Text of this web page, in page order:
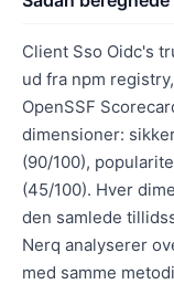
Client Sso Oidc's
ud fra npm
OpenSSF
dimensioner:
(90/100),
(45/100). Hver
den samlede
Nerq analyserer
med samme